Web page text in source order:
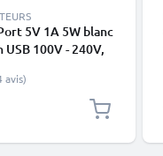
5V 1A 5W blanc
100V - 240V,
/ téléphone
enceinte, iPhone,
avis)